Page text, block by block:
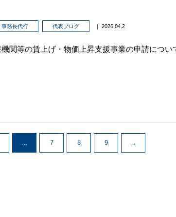
事務長代行 代表ブログ ｜ 2026.04.2
機関等の賃上げ・物価上昇支援事業の申請につい
… 7 8 9 →